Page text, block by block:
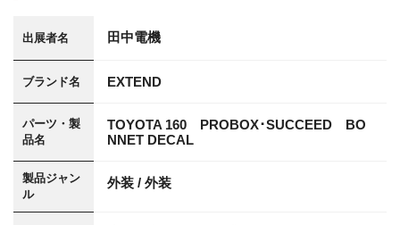
出展者名 田中電機
ブランド名 EXTEND
パーツ・製
品名
TOYOTA 160 PROBOX･SUCCEED BO
NNET DECAL
製品ジャン
ル
外装 / 外装